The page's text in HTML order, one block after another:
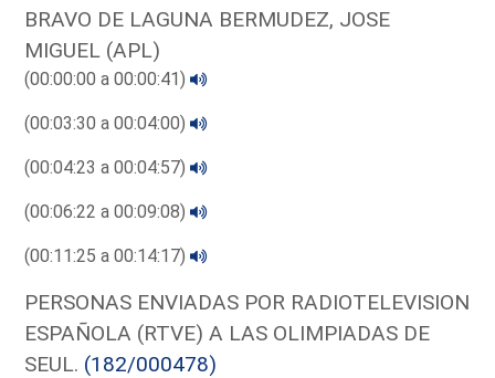
BRAVO DE LAGUNA BERMUDEZ, JOSE
MIGUEL (APL)
(00:00:00 a 00:00:41)
(00:03:30 a 00:04:00)
(00:04:23 a 00:04:57)
(00:06:22 a 00:09:08)
(00:11:25 a 00:14:17)
PERSONAS ENVIADAS POR RADIOTELEVISION
ESPAÑOLA (RTVE) A LAS OLIMPIADAS DE
SEUL. (182/000478)